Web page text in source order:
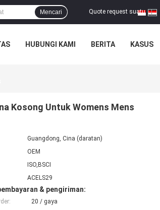
Quote request suatu |
Mencari
HUBUNGI KAMI BERITA KASUS
Kosong Untuk Womens Mens
Guangdong, Cina (daratan)
OEM
ISO,BSCI
ACELS29
& pengiriman:
20 / gaya